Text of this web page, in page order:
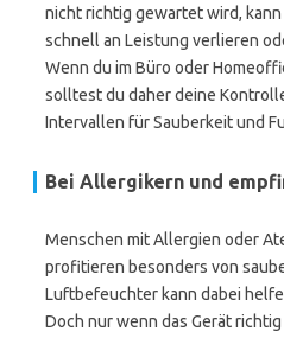
nicht richtig gewartet wird,
schnell an Leistung verlieren
Wenn du im Büro oder
solltest du daher deine
Intervallen für Sauberkeit und
Bei Allergikern und
Menschen mit Allergien oder
profitieren besonders von
Luftbefeuchter kann dabei
Doch nur wenn das Gerät